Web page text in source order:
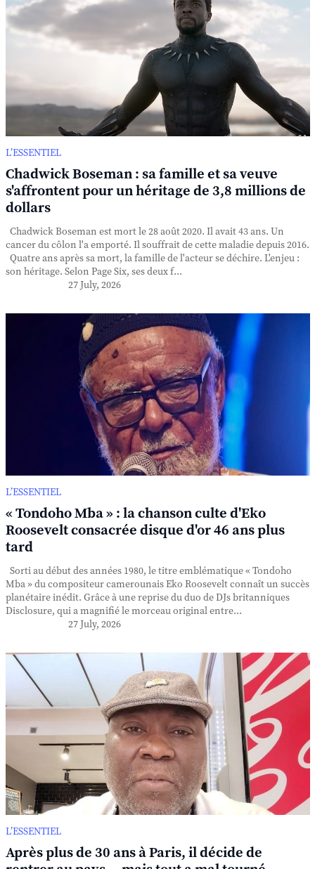
L’ESSENTIEL
Chadwick Boseman : sa famille et sa veuve
s'affrontent pour un héritage de 3,8 millions de
dollars
Chadwick Boseman est mort le 28 août 2020. Il avait 43 ans. Un
cancer du côlon l'a emporté. Il souffrait de cette maladie depuis 2016.
Quatre ans après sa mort, la famille de l'acteur se déchire. L'enjeu :
son héritage. Selon Page Six, ses deux f...
27 July, 2026
L’ESSENTIEL
« Tondoho Mba » : la chanson culte d'Eko
Roosevelt consacrée disque d'or 46 ans plus
tard
Sorti au début des années 1980, le titre emblématique « Tondoho
Mba » du compositeur camerounais Eko Roosevelt connaît un succès
planétaire inédit. Grâce à une reprise du duo de DJs britanniques
Disclosure, qui a magnifié le morceau original entre...
27 July, 2026
L’ESSENTIEL
Après plus de 30 ans à Paris, il décide de